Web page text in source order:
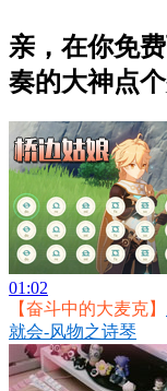
亲，在你免
奏的大神点个
01:02
【奋斗中的大麦克】
就会-风物之诗琴